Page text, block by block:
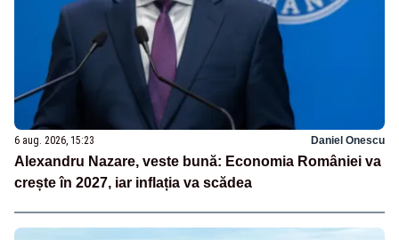
6 aug. 2026, 15:23 Daniel Onescu
Alexandru Nazare, veste bună: Economia României va
crește în 2027, iar inflația va scădea